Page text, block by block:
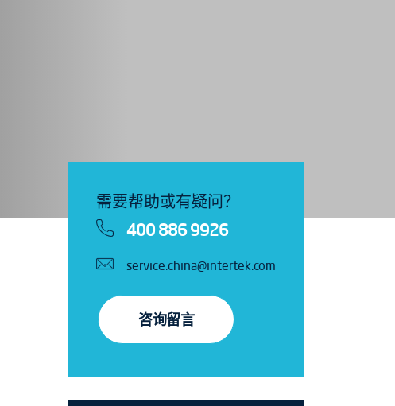
需要帮助或有疑问？
400 886 9926
service.china@intertek.com
咨询留言